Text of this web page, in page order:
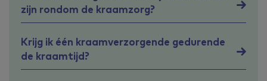
zijn rondom de kraamzorg?
Krijg ik één kraamverzorgende gedurende
de kraamtijd?